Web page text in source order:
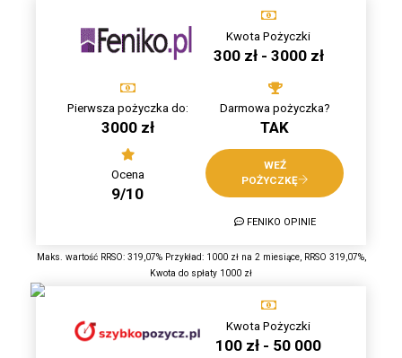
Kwota Pożyczki
300 zł - 3000 zł
Pierwsza pożyczka do:
3000 zł
Darmowa pożyczka?
TAK
Ocena
9/10
WEŹ
POŻYCZKĘ
FENIKO OPINIE
Maks. wartość RRSO: 319,07% Przykład: 1000 zł na 2 miesiące, RRSO 319,07%,
Kwota do spłaty 1000 zł
Kwota Pożyczki
100 zł - 50 000